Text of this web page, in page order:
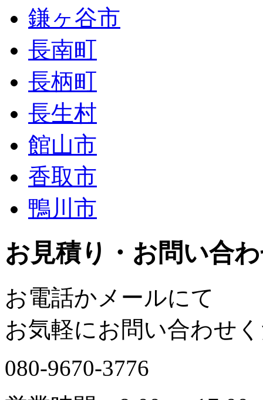
鎌ヶ谷市
長南町
長柄町
長生村
館山市
香取市
鴨川市
お見積り・お問い合
お電話かメールにて
お気軽にお問い合わせ
080-9670-3776